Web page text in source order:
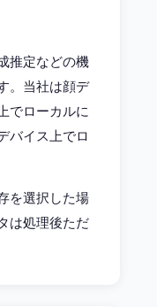
推定などの機
。当社は顔デ
でローカルに
バイス上でロ
を選択した場
は処理後ただ